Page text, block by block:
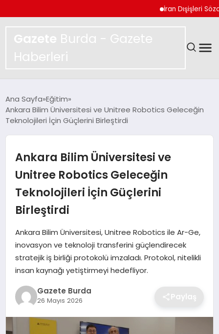
İran Dışişleri
Gazete Burda - Gazete
Haberleri
SPOR
EKONOMI
TEKNOLOJI
SAĞLIK
EĞITIM
DÜNYA
SIYASET
Ana Sayfa Eğitim
Ankara Bilim Üniversitesi ve Unitree Robotics Geleceğin
Teknolojileri İçin Güçlerini Birleştirdi
Ankara Bilim Üniversitesi ve
Unitree Robotics Geleceğin
Teknolojileri İçin Güçlerini
Birleştirdi
Ankara Bilim Üniversitesi, Unitree Robotics ile Ar-Ge,
inovasyon ve teknoloji transferini güçlendirecek
stratejik iş birliği protokolü imzaladı. Protokol, nitelikli
insan kaynağı yetiştirmeyi hedefliyor.
Gazete Burda
26 Mayıs 2026 Paylaş